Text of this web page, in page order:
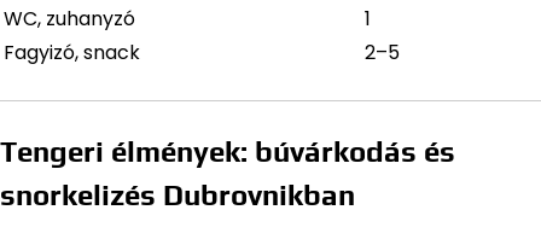
WC, zuhanyzó
1
Fagyizó, snack
2–5
Tengeri élmények: búvárkodás és
snorkelizés Dubrovnikban